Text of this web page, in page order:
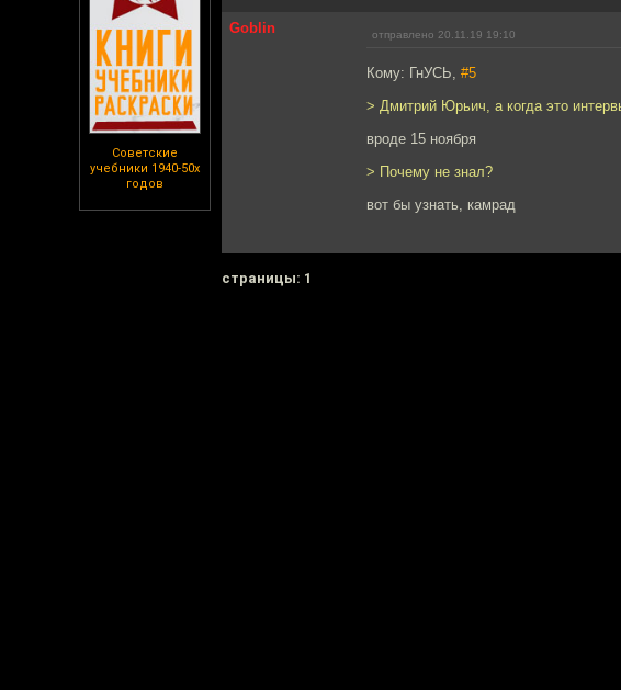
Советские
учебники 1940-50х
годов
Goblin отправлено 20.11.19 19:10
Кому: ГнУСЬ, #5
> Дмитрий Юрьич, а когда это
вроде 15 ноября
> Почему не знал?
вот бы узнать, камрад
cтраницы: 1